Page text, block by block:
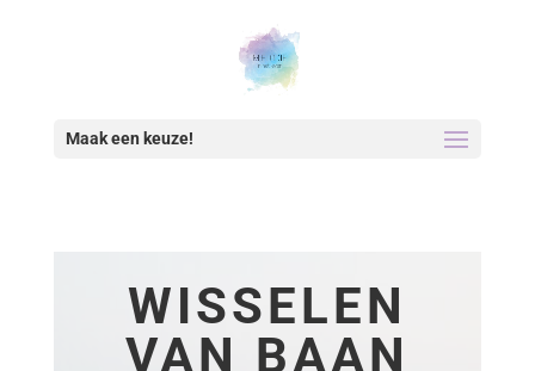
Maak een keuze!
WISSELEN
VAN BAAN